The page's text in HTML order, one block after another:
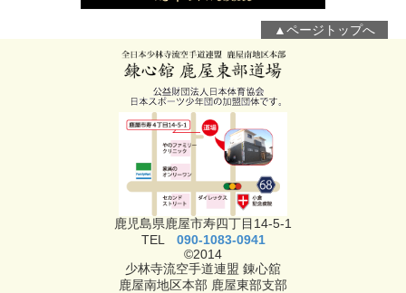
▲ページトップへ
鹿児島県鹿屋市寿四丁目14-5-1
TEL 090-1083-0941
©2014
少林寺流空手道連盟 錬心舘
鹿屋南地区本部 鹿屋東部支部